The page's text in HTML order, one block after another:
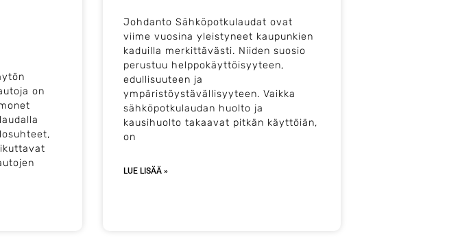
on
Johdanto Sähköpotkulaudat ovat
viime vuosina yleistyneet kaupunkien
kaduilla merkittävästi. Niiden suosio
perustuu helppokäyttöisyyteen,
edullisuuteen ja
ympäristöystävällisyyteen. Vaikka
sähköpotkulaudan huolto ja
kausihuolto takaavat pitkän käyttöiän,
on
LUE LISÄÄ »